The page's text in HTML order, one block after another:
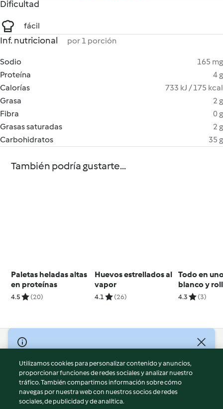
Dificultad
fácil
Inf. nutricional por 1 porción
Sodio
165 mg
Proteína
4 g
Calorías
733 kJ / 175 kcal
Grasa
2 g
Fibra
0 g
Grasas saturadas
2 g
Carbohidratos
35 g
También podría gustarte...
Paletas heladas altas
en proteínas
4.5 (20)
Huevos estrellados al
vapor
4.1 (26)
Todo en
blanco y
pollo con
4.3 (3)
© Copyright 2026
Términos de uso
Política de privacidad
Aviso legal
Información legal
Utilizamos cookies para personalizar contenido y anuncios,
proporcionar funciones de redes sociales y analizar nuestro
tráfico. También compartimos información sobre cómo
navegas por nuestra web con nuestros socios de redes
sociales, de publicidad y de analítica.